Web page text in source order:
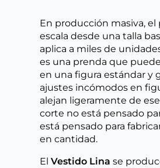
En producción masiva, el
escala desde una talla
aplica a miles de
es una prenda que
en una figura estándar y
ajustes incómodos en
alejan ligeramente de ese
corte no está pensado
está pensado para
en cantidad.
El Vestido Lina se